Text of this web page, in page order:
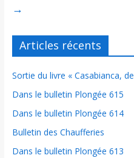
→
Articles récents
Sortie du livre « Casabianca,
Dans le bulletin Plongée 615
Dans le bulletin Plongée 614
Bulletin des Chaufferies
Dans le bulletin Plongée 613